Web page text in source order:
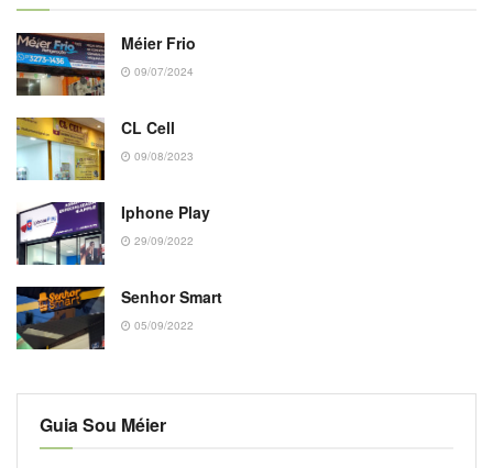
Méier Frio
09/07/2024
CL Cell
09/08/2023
Iphone Play
29/09/2022
Senhor Smart
05/09/2022
Guia Sou Méier